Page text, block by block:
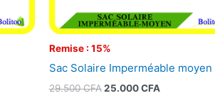
Remise : 15%
Sac Solaire Imperméable moyen
29.500CFA 25.000CFA